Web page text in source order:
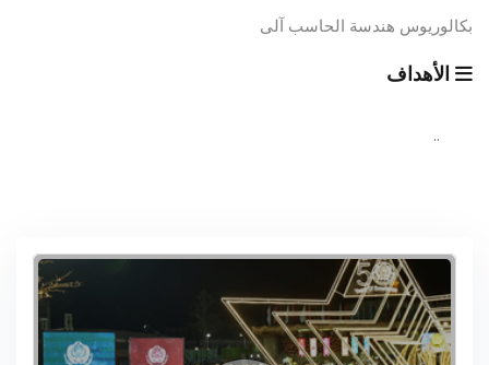
بكالوريوس هندسة الحاسب آلى
الأهداف
..